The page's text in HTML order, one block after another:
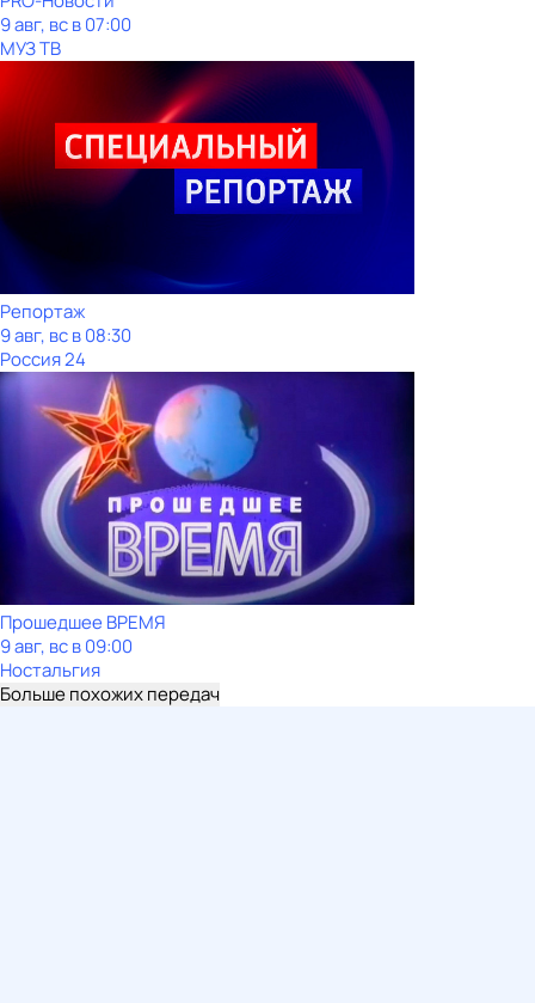
9 авг, вс в 07:00
МУЗ ТВ
Репортаж
9 авг, вс в 08:30
Россия 24
Прошедшее ВРЕМЯ
9 авг, вс в 09:00
Ностальгия
Больше похожих передач